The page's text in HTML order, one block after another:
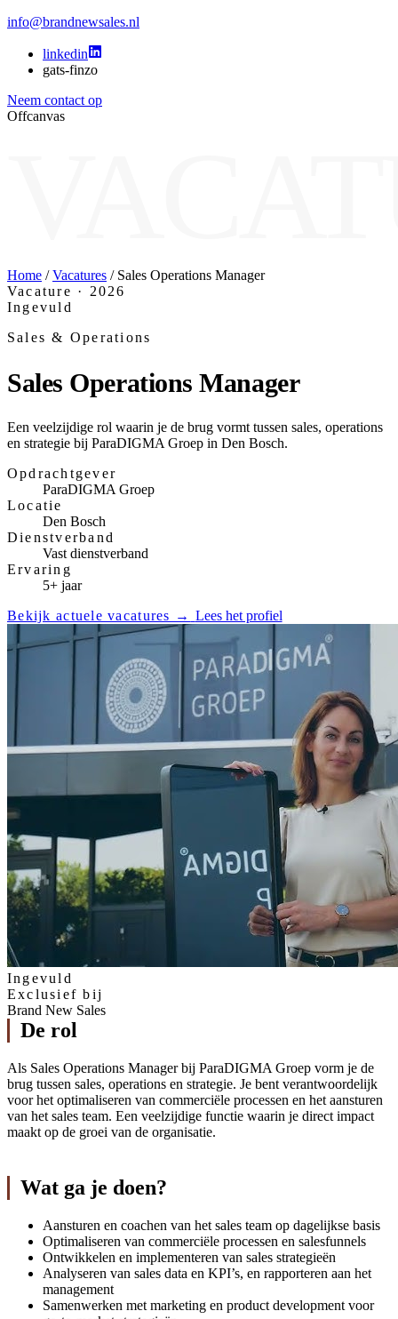
info@brandnewsales.nl
linkedin
gats-finzo
Neem contact op
Offcanvas
Home / Vacatures / Sales Operations Manager
Vacature · 2026
Ingevuld
Sales & Operations
Sales Operations Manager
Een veelzijdige rol waarin je de brug vormt tussen sales, operations
en strategie bij ParaDIGMA Groep in Den Bosch.
Opdrachtgever
ParaDIGMA Groep
Locatie
Den Bosch
Dienstverband
Vast dienstverband
Ervaring
5+ jaar
Bekijk actuele vacatures → Lees het profiel
Ingevuld
Exclusief bij
Brand New Sales
De rol
Als Sales Operations Manager bij ParaDIGMA Groep vorm je de
brug tussen sales, operations en strategie. Je bent verantwoordelijk
voor het optimaliseren van commerciële processen en het aansturen
van het sales team. Een veelzijdige functie waarin je direct impact
maakt op de groei van de organisatie.
Wat ga je doen?
Aansturen en coachen van het sales team op dagelijkse basis
Optimaliseren van commerciële processen en salesfunnels
Ontwikkelen en implementeren van sales strategieën
Analyseren van sales data en KPI’s, en rapporteren aan het
management
Samenwerken met marketing en product development voor